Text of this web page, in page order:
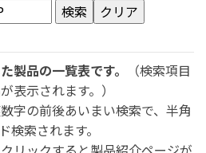
製品の一覧表です。
（検索項目
表示されます。）
字の前後あいまい検索で、半角
検索されます。